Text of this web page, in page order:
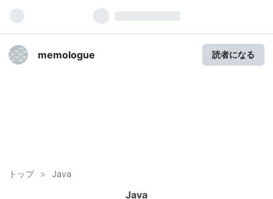
memologue 読者になる
トップ > Java
Java